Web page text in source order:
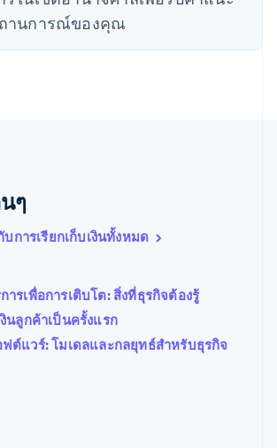
านการณ์ของคุณ
ๆ
การเรียกเก็บเงินทั้งหมด
ารเพื่อการเติบโต: สิ่งที่ธุรกิจต้องรู้
งินลูกค้าเป็นครั้งแรก
ต์แวร์: โมเดลและกลยุทธ์สําหรับธุรกิจ